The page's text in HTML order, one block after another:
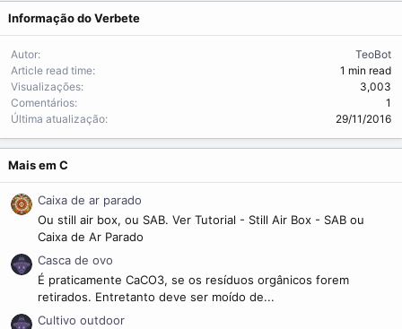
Informação do Verbete
Autor
TeoBot
Article read time
1 min read
Visualizações
3,003
Comentários
1
Última atualização
29/11/2016
Mais em C
Caixa de ar parado
Ou still air box, ou SAB. Ver Tutorial - Still Air Box - SAB ou
Caixa de Ar Parado
Casca de ovo
É praticamente CaCO3, se os resíduos orgânicos forem
retirados. Entretanto deve ser moído de...
Cultivo outdoor